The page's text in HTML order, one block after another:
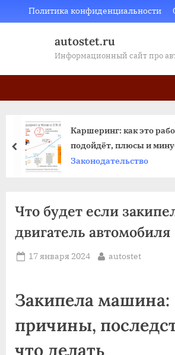
to
Политика конфиденциальности
autostet.ru
Информационный сайт про
Каршеринг: как это
подойдёт, плюсы и
арендой авто
Законодательство
пред
Что будет если
двигатель автомобиля
Posted
17 января 2024 By
autostet
Закипела машина:
причины,
что делать